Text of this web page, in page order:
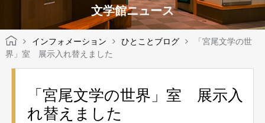
文学館ニュース
インフォメーション ひとことブログ
「宮尾文学の世
界」室 展示入れ替えました
「宮尾文学の世界」室 展示入
れ替えました